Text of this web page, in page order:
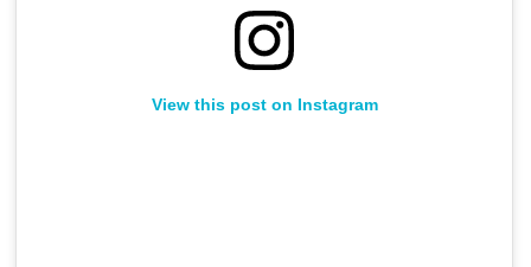
View this post on Instagram